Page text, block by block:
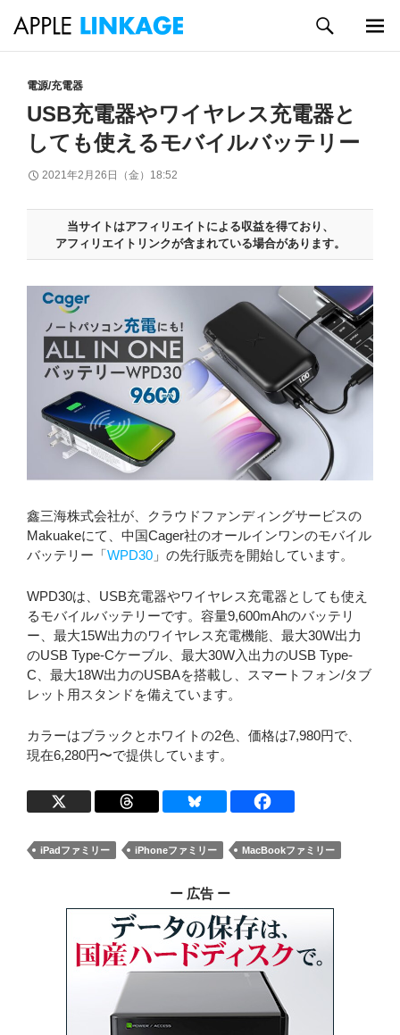
索
電源/充電器
USB充電器やワイヤレス充電器と
しても使えるモバイルバッテリー
2021年2月26日（金）18:52
当サイトはアフィリエイトによる収益を得ており、
アフィリエイトリンクが含まれている場合があります。
鑫三海株式会社が、クラウドファンディングサービスの
Makuakeにて、中国Cager社のオールインワンのモバイル
バッテリー「WPD30 」の先行販売を開始しています。
WPD30は、USB充電器やワイヤレス充電器としても使え
るモバイルバッテリーです。容量9,600mAhのバッテリ
ー、最大15W出力のワイヤレス充電機能、最大30W出力
のUSB Type-Cケーブル、最大30W入出力のUSB Type-
C、最大18W出力のUSBAを搭載し、スマートフォン/タブ
レット用スタンドを備えています。
カラーはブラックとホワイトの2色、価格は7,980円で、
現在6,280円〜で提供しています。
iPadファミリー iPhoneファミリー MacBookファミリー
ー 広告 ー